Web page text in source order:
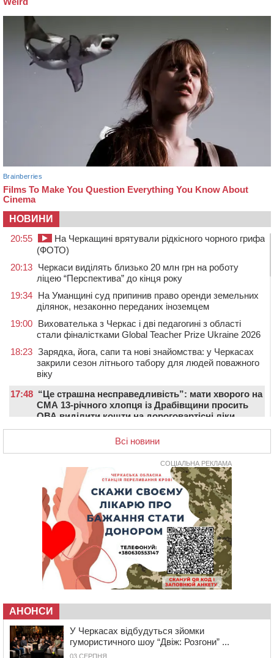
НОВИНИ
20:55
На Черкащині врятували рідкісного чорного грифа
(ФОТО)
20:13 Черкаси виділять близько 20 млн грн на роботу
ліцею “Перспектива” до кінця року
19:34 На Уманщині суд припинив право оренди земельних
ділянок, незаконно переданих іноземцем
19:00 Вихователька з Черкас і дві педагогині з області
стали фіналістками Global Teacher Prize Ukraine 2026
18:23 Зарядка, йога, сапи та нові знайомства: у Черкасах
закрили сезон літнього табору для людей поважного
віку
17:48 “Це страшна несправедливість”: мати хворого на
СМА 13-річного хлопця із Драбівщини просить
ОВА виділити кошти на дороговартісні ліки
На Уманщині судитимуть колишню очільницю відділу
освіти через закупівлю електрики за завищеною
У Черкасах провели в останню путь двох
загиблих воїнів
До 1 вересня у Черкасах оновлюють дорожню
розмітку біля навчальних закладів (ФОТОФАКТ)
На честь загиблого захисника і чемпіона світу в
Черкасах відкрили спортивно-реабілітаційний центр
На Звенигородщині, попри заборону міськради,
проведуть “Ше.Fest”
роботі електромереж та комунальних служб
14:02 На Черкащині намолотили перший мільйон тонн
зерна нового врожаю
13:40 На Кам’янщині сталася масштабна пожежа
Всі новини
СОЦІАЛЬНА РЕКЛАМА
АНОНСИ
У Черкасах відбудуться зйомки
гумористичного шоу “Двіж: Розгони” ...
03 СЕРПНЯ